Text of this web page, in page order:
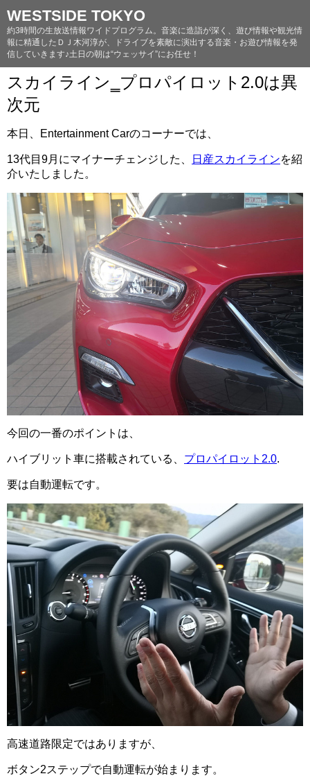
WESTSIDE TOKYO
約3時間の生放送情報ワイドプログラム。音楽に造詣が深く、遊び情報や観光情
報に精通したＤＪ木河淳が、ドライブを素敵に演出する音楽・お遊び情報を発
信していきます♪土日の朝は“ウェッサイ”にお任せ！
スカイライン‗プロパイロット2.0は異
次元
本日、Entertainment Carのコーナーでは、
13代目9月にマイナーチェンジした、 日産スカイラインを紹
介いたしました。
今回の一番のポイントは、
ハイブリット車に搭載されている、 プロパイロット2.0.
要は自動運転です。
高速道路限定ではありますが、
ボタン2ステップで自動運転が始まります。